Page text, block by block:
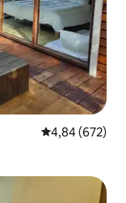
Évaluation
4,84 (672)